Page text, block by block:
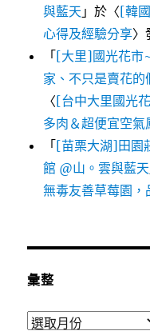
與藍天 」於〈[韓
心得及經驗分享〉
「[大里]國光花市
家、不只是賣花
〈[台中大里國光
多肉＆超便宜空氣
「[苗栗大湖]田園
館 @山。雲與藍天
無毒友善草莓園
彙整
彙